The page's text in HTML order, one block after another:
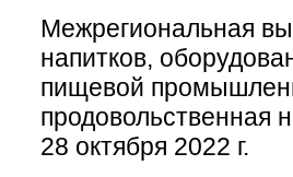
Межрегиональная
напитков,
пищевой
продовольственная
28 октября 2022 г.